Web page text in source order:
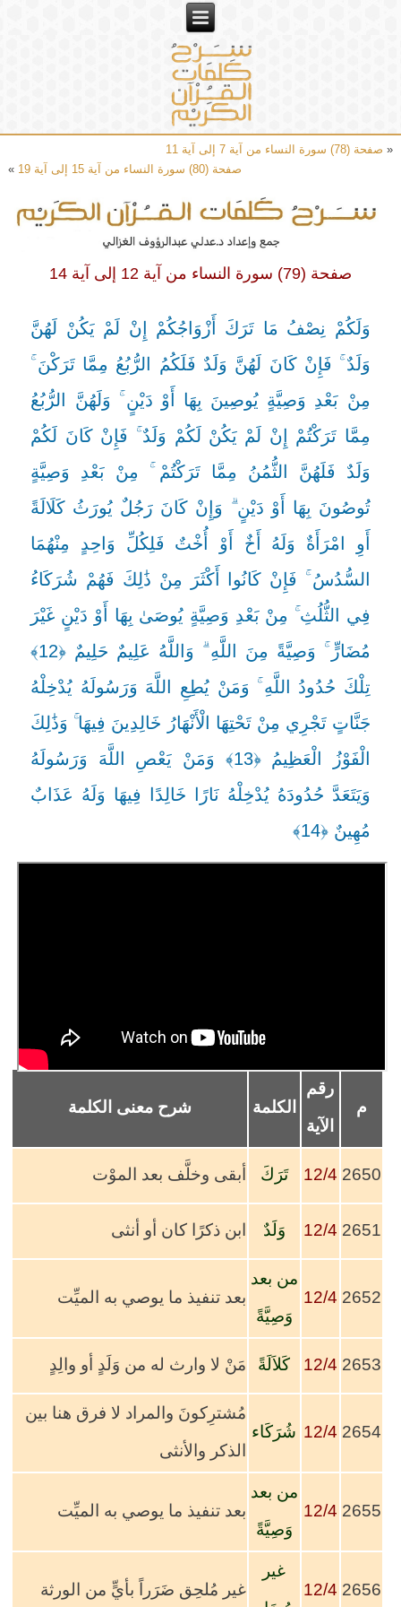
« صفحة (78) سورة النساء من آية 7 إلى آية 11
صفحة (80) سورة النساء من آية 15 إلى آية 19
»
صفحة (79) سورة النساء من آية 12 إلى آية 14
وَلَكُمْ نِصْفُ مَا تَرَكَ أَزْوَاجُكُمْ إِنْ لَمْ يَكُنْ لَهُنَّ
وَلَدٌ ۚ فَإِنْ كَانَ لَهُنَّ وَلَدٌ فَلَكُمُ الرُّبُعُ مِمَّا تَرَكْنَ ۚ
مِنْ بَعْدِ وَصِيَّةٍ يُوصِينَ بِهَا أَوْ دَيْنٍ ۚ وَلَهُنَّ الرُّبُعُ
مِمَّا تَرَكْتُمْ إِنْ لَمْ يَكُنْ لَكُمْ وَلَدٌ ۚ فَإِنْ كَانَ لَكُمْ
وَلَدٌ فَلَهُنَّ الثُّمُنُ مِمَّا تَرَكْتُمْ ۚ مِنْ بَعْدِ وَصِيَّةٍ
تُوصُونَ بِهَا أَوْ دَيْنٍ ۗ وَإِنْ كَانَ رَجُلٌ يُورَثُ كَلَالَةً
أَوِ امْرَأَةٌ وَلَهُ أَخٌ أَوْ أُخْتٌ فَلِكُلِّ وَاحِدٍ مِنْهُمَا
السُّدُسُ ۚ فَإِنْ كَانُوا أَكْثَرَ مِنْ ذَٰلِكَ فَهُمْ شُرَكَاءُ
فِي الثُّلُثِ ۚ مِنْ بَعْدِ وَصِيَّةٍ يُوصَىٰ بِهَا أَوْ دَيْنٍ غَيْرَ
مُضَارٍّ ۚ وَصِيَّةً مِنَ اللَّهِ ۗ وَاللَّهُ عَلِيمٌ حَلِيمٌ ﴿12﴾
تِلْكَ حُدُودُ اللَّهِ ۚ وَمَنْ يُطِعِ اللَّهَ وَرَسُولَهُ يُدْخِلْهُ
جَنَّاتٍ تَجْرِي مِنْ تَحْتِهَا الْأَنْهَارُ خَالِدِينَ فِيهَا ۚ وَذَٰلِكَ
الْفَوْزُ الْعَظِيمُ ﴿13﴾ وَمَنْ يَعْصِ اللَّهَ وَرَسُولَهُ
وَيَتَعَدَّ حُدُودَهُ يُدْخِلْهُ نَارًا خَالِدًا فِيهَا وَلَهُ عَذَابٌ
مُهِينٌ ﴿14﴾
م
رقم
الآية
الكلمة شرح معنى الكلمة
2650
12/4 تَرَكَ أبقى وخلَّف بعد الموْت
2651
12/4 وَلَدٌ ابن ذكرًا كان أو أنثى
2652
12/4
من بعد
وَصِيَّةً
بعد تنفيذ ما يوصي به الميِّت
2653
12/4 كَلاَلَةً مَنْ لا وارث له من وَلَدٍ أو والِدٍ
2654
12/4 شُرَكَاء
مُشترِكونَ والمراد لا فرق هنا بين
الذكر والأنثى
2655
12/4
من بعد
وَصِيَّةً
بعد تنفيذ ما يوصي به الميِّت
2656
12/4
غير
غير مُلحِق ضَرَراً بأيٍّ من الورثة